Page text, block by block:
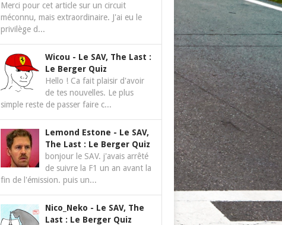
Merci pour cet article sur un circuit
méconnu, mais extraordinaire. J'ai eu le
privilège d...
Wicou - Le SAV, The Last :
Le Berger Quiz
Hello ! Ca fait plaisir d'avoir
de tes nouvelles. Le plus
simple reste de passer faire c...
Lemond Estone - Le SAV,
The Last : Le Berger Quiz
bonjour le SAV. j'avais arrêté
de suivre la F1 un an avant la
fin de l'émission. puis un...
Nico_Neko - Le SAV, The
Last : Le Berger Quiz